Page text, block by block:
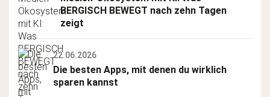
BERGISCH BEWEGT nach zehn Tagen
zeigt
22.06.2026
Die besten Apps, mit denen du wirklich
sparen kannst